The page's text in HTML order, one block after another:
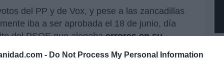
- Do Not Process My Personal Information
del PP y de Vox, y pese a las zancadillas
iba a ser aprobada el 18 de junio, día
del PSOE que alegabaerrores en su
el primer minuto, y por eso tiene